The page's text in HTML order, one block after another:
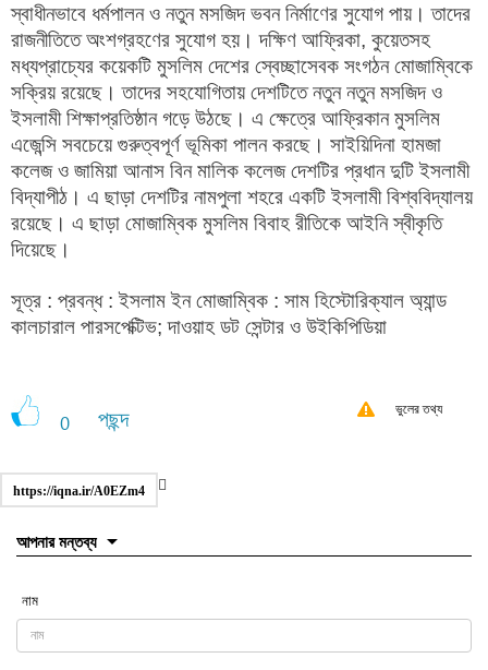
স্বাধীনভাবে ধর্মপালন ও নতুন মসজিদ ভবন নির্মাণের সুযোগ পায়। তাদের
রাজনীতিতে অংশগ্রহণের সুযোগ হয়। দক্ষিণ আফ্রিকা, কুয়েতসহ
মধ্যপ্রাচ্যের কয়েকটি মুসলিম দেশের স্বেচ্ছাসেবক সংগঠন মোজাম্বিকে
সক্রিয় রয়েছে। তাদের সহযোগিতায় দেশটিতে নতুন নতুন মসজিদ ও
ইসলামী শিক্ষাপ্রতিষ্ঠান গড়ে উঠছে। এ ক্ষেত্রে আফ্রিকান মুসলিম
এজেন্সি সবচেয়ে গুরুত্বপূর্ণ ভূমিকা পালন করছে। সাইয়িদিনা হামজা
কলেজ ও জামিয়া আনাস বিন মালিক কলেজ দেশটির প্রধান দুটি ইসলামী
বিদ্যাপীঠ। এ ছাড়া দেশটির নামপুলা শহরে একটি ইসলামী বিশ্ববিদ্যালয়
রয়েছে। এ ছাড়া মোজাম্বিক মুসলিম বিবাহ রীতিকে আইনি স্বীকৃতি
দিয়েছে।
সূত্র : প্রবন্ধ : ইসলাম ইন মোজাম্বিক : সাম হিস্টোরিক্যাল অ্যান্ড
কালচারাল পারসপেক্টিভ; দাওয়াহ ডট সেন্টার ও উইকিপিডিয়া
0 পছন্দ ভুলের তথ্য
https://iqna.ir/A0EZm4
আপনার মন্তব্য
নাম